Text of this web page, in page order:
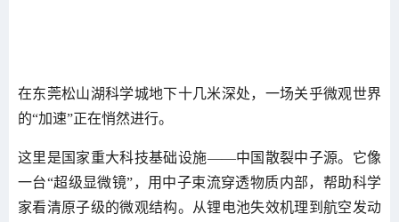
在东莞松山湖科学城地下十几米深处，一场关乎微观世界
的“加速”正在悄然进行。
这里是国家重大科技基础设施——中国散裂中子源。它像
一台“超级显微镜”，用中子束流穿透物质内部，帮助科学
家看清原子级的微观结构。从锂电池失效机理到航空发动